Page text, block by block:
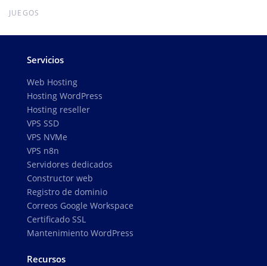
JUEGOS
Servicios
Web Hosting
Hosting WordPress
Hosting reseller
VPS SSD
VPS NVMe
VPS n8n
Servidores dedicados
Constructor web
Registro de dominio
Correos Google Workspace
Certificado SSL
Mantenimiento WordPress
Recursos